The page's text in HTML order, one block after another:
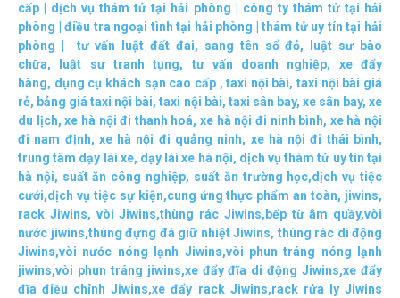
cấp
dịch vụ thám tử tại hải phòng
công ty thám tử tại hải
phòng |điều tra ngoại tình tại hải phòng |thám tử uy tín tại hải
phòng
tư vấn luật đất đai, sang tên sổ đỏ,
luật sư bào
chữa, luật sư tranh tụng, tư vấn doanh nghiệp, xe đẩy
hàng, dụng cụ khách sạn cao cấp,taxi nội bài,taxi nội bài giá
rẻ, bảng giá taxi nội bài,taxi nội bài, taxi sân bay, xe sân bay,xe
du lịch,xe hà nội đi thanh hoá, xe hà nội đi ninh bình, xe hà nội
đi nam định, xe hà nội đi quảng ninh, xe hà nội đi thái bình,
trung tâm dạy lái xe, dạy lái xe hà nội, dịch vụ thám tử uy tín tại
hà nội, suất ăn công nghiệp, suất ăn trường học,dịch vụ tiệc
cưới,dịch vụ tiệc sự kiện,cung ứng thực phẩm an toàn, jiwins,
rack Jiwins, vòi Jiwins,thùng rác Jiwins,bếp từ âm quầy,vòi
nước jiwins,thùng đựng đá giữ nhiệt Jiwins, thùng rác di động
Jiwins,vòi nước nóng lạnh Jiwins,vòi phun tráng nóng lạnh
jiwins,vòi phun tráng jiwins,xe đẩy đĩa di động Jiwins,xe đẩy
đĩa điều chỉnh Jiwins,xe đẩy rack Jiwins,rack rửa ly Jiwins